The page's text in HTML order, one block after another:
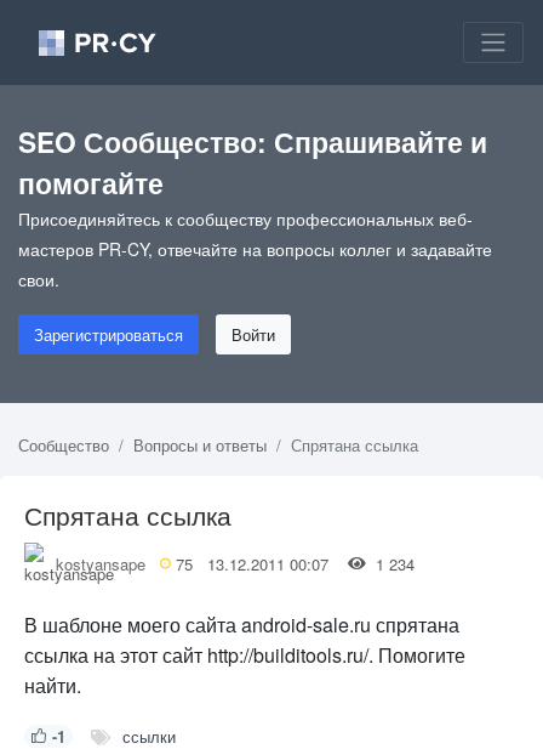
SEO Сообщество: Спрашивайте и
помогайте
Присоединяйтесь к сообществу профессиональных веб-
мастеров PR-CY, отвечайте на вопросы коллег и задавайте
свои.
Зарегистрироваться Войти
Сообщество Вопросы и ответы Спрятана ссылка
Спрятана ссылка
kostyansape 75 13.12.2011 00:07 1 234
В шаблоне моего сайта android-sale.ru спрятана
ссылка на этот сайт http://builditools.ru/. Помогите
найти.
-1 ссылки